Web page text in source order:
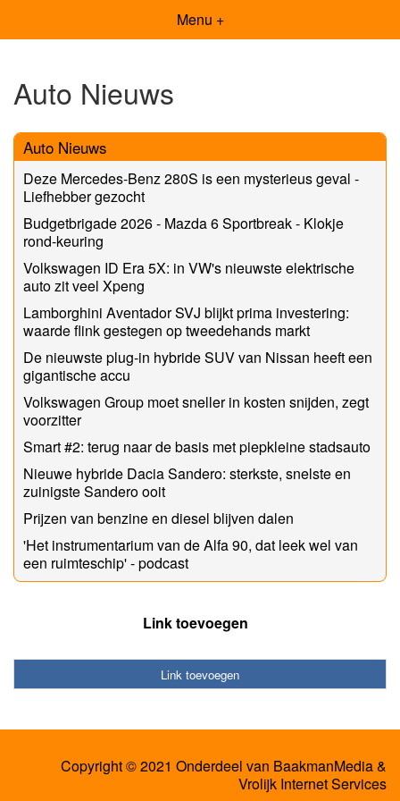
Menu +
Auto Nieuws
Auto Nieuws
Deze Mercedes-Benz 280S is een mysterieus geval -
Liefhebber gezocht
Budgetbrigade 2026 - Mazda 6 Sportbreak - Klokje
rond-keuring
Volkswagen ID Era 5X: in VW's nieuwste elektrische
auto zit veel Xpeng
Lamborghini Aventador SVJ blijkt prima investering:
waarde flink gestegen op tweedehands markt
De nieuwste plug-in hybride SUV van Nissan heeft een
gigantische accu
Volkswagen Group moet sneller in kosten snijden, zegt
voorzitter
Smart #2: terug naar de basis met piepkleine stadsauto
Nieuwe hybride Dacia Sandero: sterkste, snelste en
zuinigste Sandero ooit
Prijzen van benzine en diesel blijven dalen
'Het instrumentarium van de Alfa 90, dat leek wel van
een ruimteschip' - podcast
Link toevoegen
Link toevoegen
Copyright © 2021 Onderdeel van BaakmanMedia&
Vrolijk Internet Services